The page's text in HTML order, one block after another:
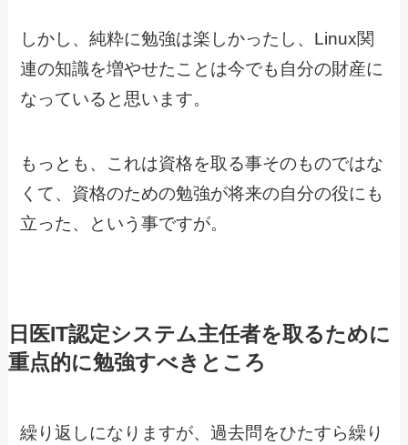
しかし、純粋に勉強は楽しかったし、Linux関
連の知識を増やせたことは今でも自分の財産に
なっていると思います。
もっとも、これは資格を取る事そのものではな
くて、資格のための勉強が将来の自分の役にも
立った、という事ですが。
日医IT認定システム主任者を取るために
重点的に勉強すべきところ
繰り返しになりますが、過去問をひたすら繰り